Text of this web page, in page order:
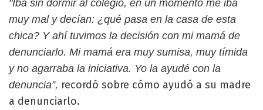
"Iba sin dormir al colegio, en un momento me iba
muy mal y decían: ¿qué pasa en la casa de esta
chica? Y ahí tuvimos la decisión con mi mamá de
denunciarlo. Mi mamá era muy sumisa, muy tímida
y no agarraba la iniciativa. Yo la ayudé con la
denuncia”, recordó sobre cómo ayudó a su madre
a denunciarlo.